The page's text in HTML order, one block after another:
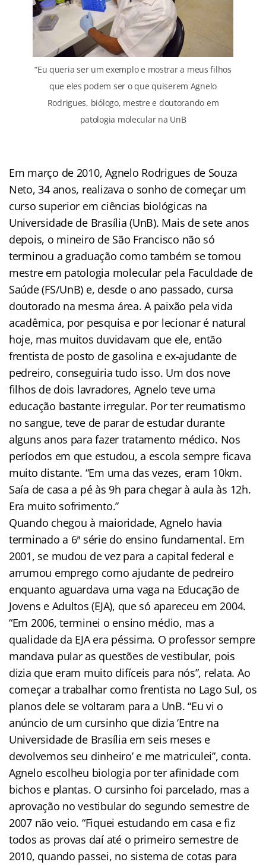
“Eu queria ser um exemplo e mostrar a meus filhos
que eles podem ser o que quiserem Agnelo
Rodrigues, biólogo, mestre e doutorando em
patologia molecular na UnB
Em março de 2010, Agnelo Rodrigues de Souza
Neto, 34 anos, realizava o sonho de começar um
curso superior em ciências biológicas na
Universidade de Brasília (UnB). Mais de sete anos
depois, o mineiro de São Francisco não só
terminou a graduação como também se tornou
mestre em patologia molecular pela Faculdade de
Saúde (FS/UnB) e, desde o ano passado, cursa
doutorado na mesma área. A paixão pela vida
acadêmica, por pesquisa e por lecionar é natural
hoje, mas muitos duvidavam que ele, então
frentista de posto de gasolina e ex-ajudante de
pedreiro, conseguiria tudo isso. Um dos nove
filhos de dois lavradores, Agnelo teve uma
educação bastante irregular. Por ter reumatismo
no sangue, teve de parar de estudar durante
alguns anos para fazer tratamento médico. Nos
períodos em que estudou, a escola sempre ficava
muito distante. “Em uma das vezes, eram 10km.
Saía de casa a pé às 9h para chegar à aula às 12h.
Era muito sofrimento.”
Quando chegou à maioridade, Agnelo havia
terminado a 6ª série do ensino fundamental. Em
2001, se mudou de vez para a capital federal e
arrumou emprego como ajudante de pedreiro
enquanto aguardava uma vaga na Educação de
Jovens e Adultos (EJA), que só apareceu em 2004.
“Em 2006, terminei o ensino médio, mas a
qualidade da EJA era péssima. O professor sempre
mandava pular as questões de vestibular, pois
dizia que eram muito difíceis para nós”, relata. Ao
começar a trabalhar como frentista no Lago Sul, os
planos dele se voltaram para a UnB. “Eu vi o
anúncio de um cursinho que dizia ‘Entre na
Universidade de Brasília em seis meses e
devolvemos seu dinheiro’ e me matriculei”, conta.
Agnelo escolheu biologia por ter afinidade com
bichos e plantas. O cursinho foi parcelado, mas a
aprovação no vestibular do segundo semestre de
2007 não veio. “Fiquei estudando em casa e fiz
todos as provas daí até o primeiro semestre de
2010, quando passei, no sistema de cotas para